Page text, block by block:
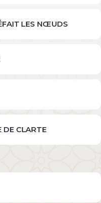
LES NŒUDS
DE CLARTE